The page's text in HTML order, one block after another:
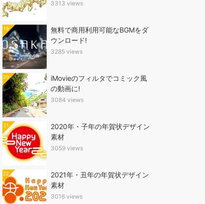
3313 views
19
無料で商用利用可能なBGMをダ
ウンロード!
3285 views
20
iMovieのフィルタでコミック風
の動画に!
3084 views
21
2020年・子年の年賀状デザイン
素材
3059 views
22
2021年・丑年の年賀状デザイン
素材
3016 views